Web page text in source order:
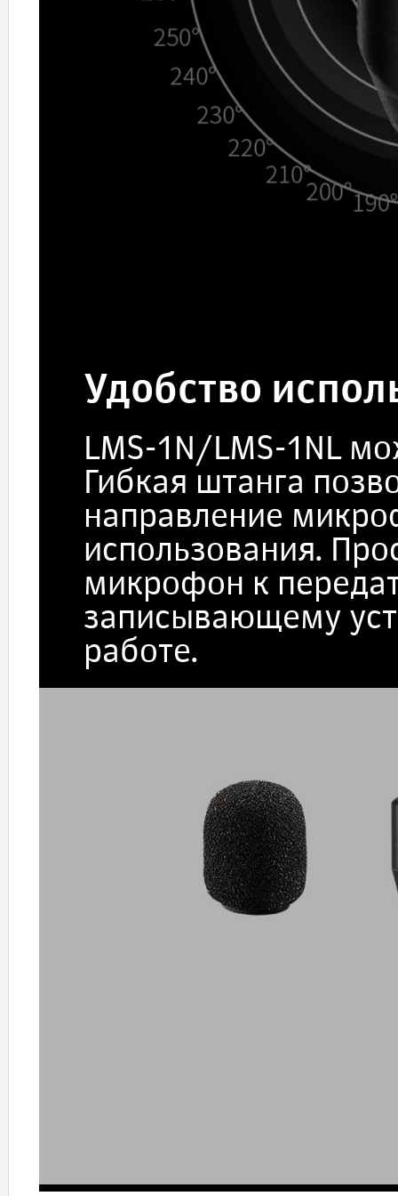
Удобство
LMS-1N/LMS-1NL
Гибкая штанга
направление
использования.
микрофон к
записывающему
работе.